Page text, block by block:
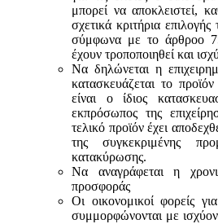
μπορεί να αποκλειστεί,
σχετικά κριτήρια
σύμφωνα με τo άρθροo
έχουν τροποποιηθεί και
Να δηλώνεται η
κατασκευάζεται το
είναι ο ίδιος
εκπρόσωπος της
τελικό προϊόν έχει
της συγκεκριμένης
κατακύρωσης.
Να αναγράφεται η
προσφοράς
Οι οικονομικοί φορείς
συμμορφώνονται με